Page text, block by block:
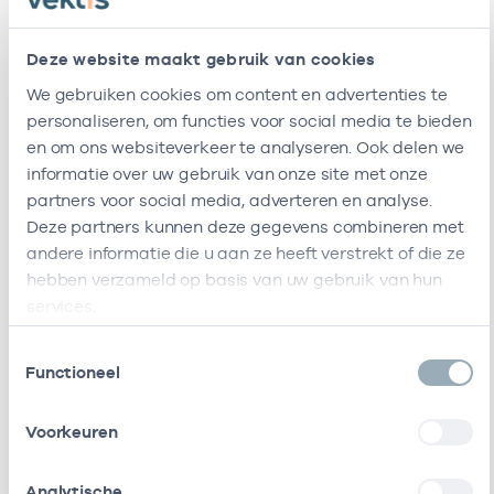
Deze website maakt gebruik van cookies
We gebruiken cookies om content en advertenties te
personaliseren, om functies voor social media te bieden
en om ons websiteverkeer te analyseren. Ook delen we
informatie over uw gebruik van onze site met onze
partners voor social media, adverteren en analyse.
Deze partners kunnen deze gegevens combineren met
andere informatie die u aan ze heeft verstrekt of die ze
hebben verzameld op basis van uw gebruik van hun
Functioneel
Voorkeuren
Ik ben werkzaam bij de volgende vestigingen
Schagen)
Viva Zorggroep Specialist ouderengeneeskunde -
1